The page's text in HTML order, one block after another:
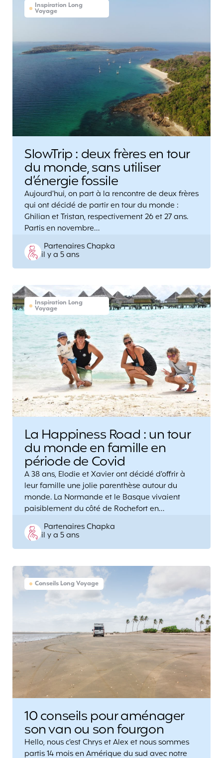
Inspiration Long
Voyage
SlowTrip : deux frères en tour
du monde, sans utiliser
d’énergie fossile
Aujourd’hui, on part à la rencontre de deux frères
qui ont décidé de partir en tour du monde :
Ghilian et Tristan, respectivement 26 et 27 ans.
Partis en novembre…
Posted
by
Partenaires Chapka
il y a 5 ans
Inspiration Long
Voyage
La Happiness Road : un tour
du monde en famille en
période de Covid
A 38 ans, Elodie et Xavier ont décidé d’offrir à
leur famille une jolie parenthèse autour du
monde. La Normande et le Basque vivaient
paisiblement du côté de Rochefort en…
Posted
by
Partenaires Chapka
il y a 5 ans
Conseils Long Voyage
10 conseils pour aménager
son van ou son fourgon
Hello, nous c’est Chrys et Alex et nous sommes
partis 14 mois en Amérique du sud avec notre